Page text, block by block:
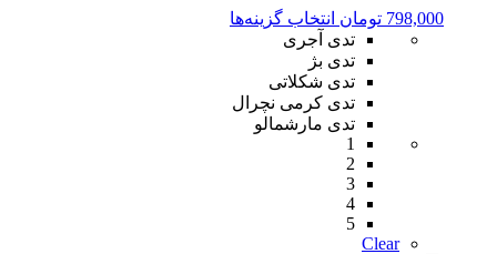
انتخاب
798,000 تومان انتخاب گزینه‌ها
تدی آجری
تدی بژ
تدی شکلاتی
تدی کرمی نچرال
تدی مارشمالو
1
2
3
4
5
Clear